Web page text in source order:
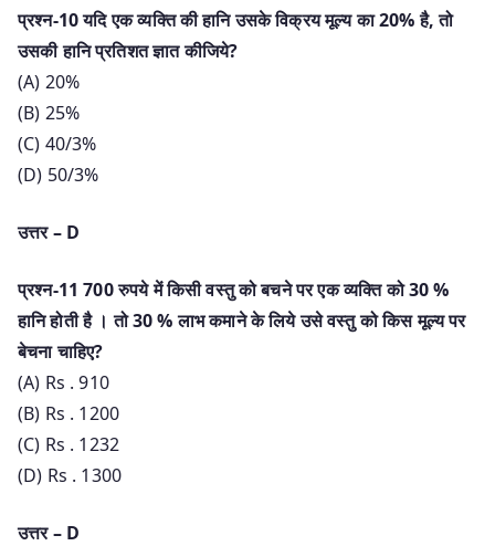
प्रश्न-10 यदि एक व्यक्ति की हानि उसके विक्रय मूल्य का 20% है, तो
उसकी हानि प्रतिशत ज्ञात कीजिये?
(A) 20%
(B) 25%
(C) 40/3%
(D) 50/3%
उत्तर – D
प्रश्न-11 700 रुपये में किसी वस्तु को बचने पर एक व्यक्ति को 30 %
हानि होती है । तो 30 % लाभ कमाने के लिये उसे वस्तु को किस मूल्य पर
बेचना चाहिए?
(A) Rs . 910
(B) Rs . 1200
(C) Rs . 1232
(D) Rs . 1300
उत्तर – D